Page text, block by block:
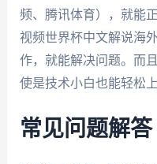
频、腾讯体育），就能
视频世界杯中文解说海
作，就能解决问题。而且
使是技术小白也能轻松上
常见问题解答